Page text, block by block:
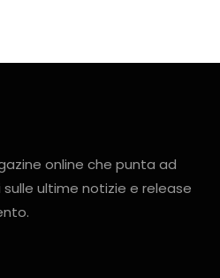
online che punta ad
ultime notizie e release